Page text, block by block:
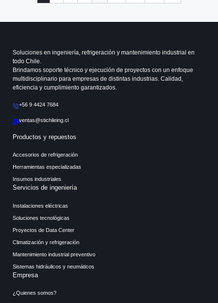
Soluciones en ingeniería, refrigeración y mantenimiento industrial en
todo Chile.
Brindamos soporte técnico y ejecución de proyectos con un enfoque
multidisciplinario para empresas de distintas industrias. Calidad,
eficiencia y cumplimiento garantizados.
+56 9 4424 7684
ventas@stichileing.cl
Productos y repuestos
Accesorios de refrigeración
Herramientas especializadas
Insumos industriales
Servicios de ingeniería
Instalaciones eléctricas
Soluciones tecnológicas
Proyectos de Data Center
Climatización y refrigeración
Mantenimiento industrial preventivo
Sistemas hidráulicos y neumáticos
Empresa
¿Quienes somos?